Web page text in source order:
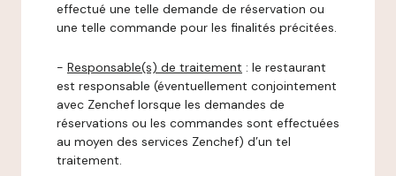
effectué une telle demande de réservation ou
une telle commande pour les finalités précitées.
- Responsable(s) de traitement : le restaurant
est responsable (éventuellement conjointement
avec Zenchef lorsque les demandes de
réservations ou les commandes sont effectuées
au moyen des services Zenchef) d’un tel
traitement.